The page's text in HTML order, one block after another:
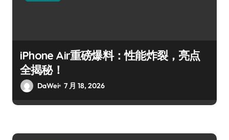
iPhone Air重磅爆料：性能炸裂，亮点
全揭秘！
DaWei 7 月 18, 2026